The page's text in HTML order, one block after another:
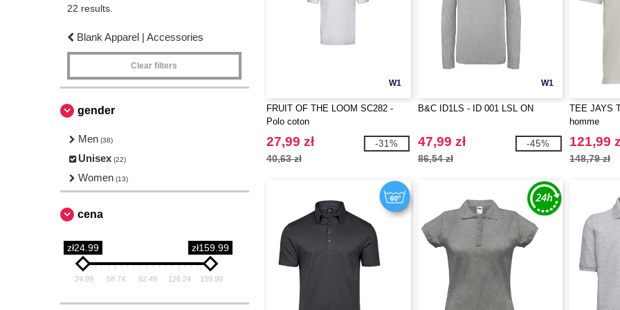
22 results.
Blank Apparel | Accessories
Clear filters
gender
Men (38)
Unisex (22)
Women (13)
cena
zł24.99 zł159.99
24.99 58.74 92.49 126.24 159.99
W1
FRUIT OF THE LOOM SC282 -
Polo coton
27,99 zł
40,63 zł
-31%
W1
B&C ID1LS - ID 001 LSL ON
47,99 zł
86,54 zł
-45%
TEE JAYS
homme
121,99
148,79 zł